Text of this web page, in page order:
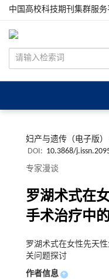
中国高校科技期刊集群服务
妇产与遗传（电子版）
DOI: 10.3868/
专家漫谈
罗湖术式在
手术治疗中
罗湖术式在女性先天
关问题探讨
作者信息 +